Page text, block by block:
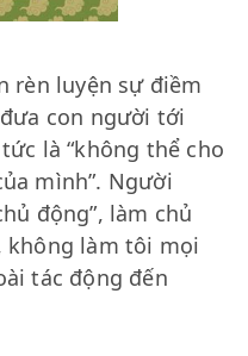
rèn luyện sự điềm
con người tới
là “không thể cho
mình”. Người
động”, làm chủ
không làm tôi mọi
tác động đến